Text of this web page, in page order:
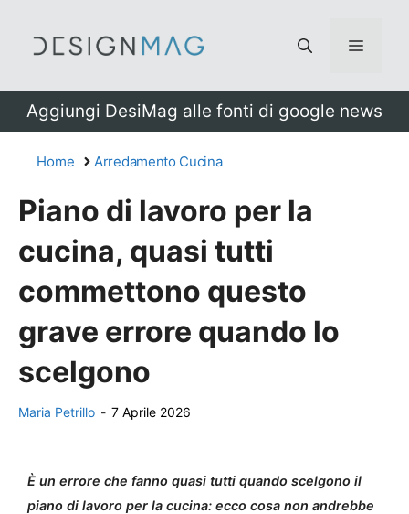
Menu
Aggiungi DesiMag alle fonti di google news
Home Arredamento Cucina
Piano di lavoro per la
cucina, quasi tutti
commettono questo
grave errore quando lo
scelgono
Maria Petrillo - 7 Aprile 2026
È un errore che fanno quasi tutti quando scelgono il
piano di lavoro per la cucina: ecco cosa non andrebbe